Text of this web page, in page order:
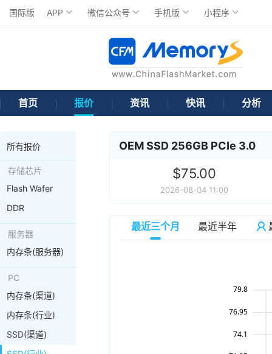
国际版 APP 微信公众号 手机版 小程序
首页 报价 资讯 快讯 分析
所有报价
存储芯片
Flash Wafer
DDR
服务器
内存条(服务器)
PC
内存条(渠道)
内存条(行业)
SSD(渠道)
OEM SSD 256GB PCIe 3.0
$75.00
2026-08-04 11:00
最近三个月 最近半年